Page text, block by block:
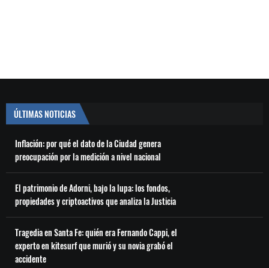
ÚLTIMAS NOTICIAS
Inflación: por qué el dato de la Ciudad genera
preocupación por la medición a nivel nacional
El patrimonio de Adorni, bajo la lupa: los fondos,
propiedades y criptoactivos que analiza la Justicia
Tragedia en Santa Fe: quién era Fernando Cappi, el
experto en kitesurf que murió y su novia grabó el
accidente